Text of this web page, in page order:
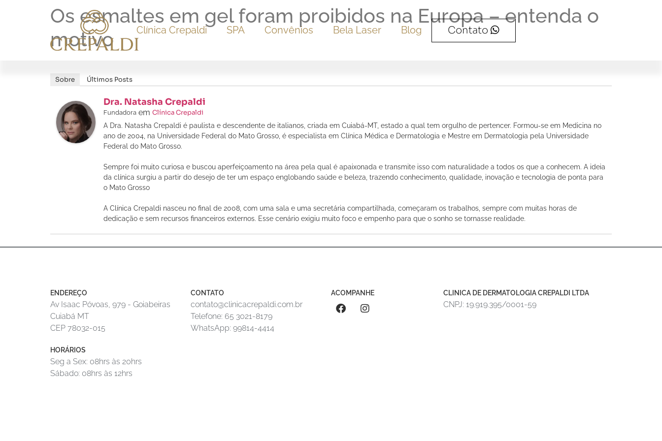
Clínica Crepaldi SPA Convênios Bela Laser Blog Contato
Os esmaltes em gel foram proibidos na Europa – entenda o
motivo
Sobre Últimos Posts
Dra. Natasha Crepaldi
Fundadora em Clínica Crepaldi
A Dra. Natasha Crepaldi é paulista e descendente de italianos, criada em Cuiabá-MT, estado a qual tem orgulho de pertencer. Formou-se em Medicina no
ano de 2004, na Universidade Federal do Mato Grosso, é especialista em Clínica Médica e Dermatologia e Mestre em Dermatologia pela Universidade
Federal do Mato Grosso.
Sempre foi muito curiosa e buscou aperfeiçoamento na área pela qual é apaixonada e transmite isso com naturalidade a todos os que a conhecem. A ideia
da clínica surgiu a partir do desejo de ter um espaço englobando saúde e beleza, trazendo conhecimento, qualidade, inovação e tecnologia de ponta para
o Mato Grosso
A Clínica Crepaldi nasceu no final de 2008, com uma sala e uma secretária compartilhada, começaram os trabalhos, sempre com muitas horas de
dedicação e sem recursos financeiros externos. Esse cenário exigiu muito foco e empenho para que o sonho se tornasse realidade.
ENDEREÇO
Av Isaac Póvoas, 979 - Goiabeiras
Cuiabá MT
CEP 78032-015
HORÁRIOS
Seg a Sex: 08hrs às 20hrs
Sábado: 08hrs às 12hrs
CONTATO
contato@clinicacrepaldi.com.br
Telefone: 65 3021-8179
WhatsApp: 99814-4414
ACOMPANHE CLINICA DE DERMATOLOGIA CREPALDI LTDA
CNPJ: 19.919.395/0001-59